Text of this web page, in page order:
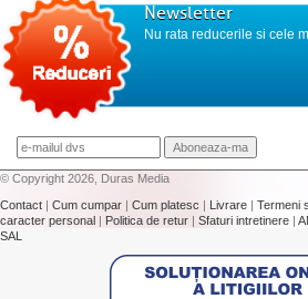
Newsletter
Nu rata reducerile si cele
© Copyright 2026, Duras Media
Contact | Cum cumpar | Cum platesc | Livrare | Termeni
caracter personal | Politica de retur | Sfaturi intretinere |
SAL